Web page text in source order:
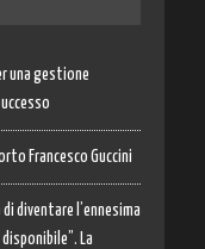
una gestione
Francesco Guccini
diventare l’ennesima
La